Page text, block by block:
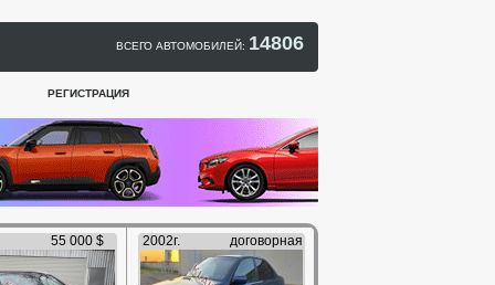
ВСЕГО АВТОМОБИЛЕЙ: 14806
РЕГИСТРАЦИЯ
55 000 $ 2002г. договорная